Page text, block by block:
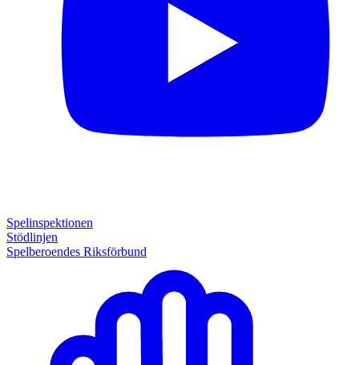
Spelinspektionen
Stödlinjen
Spelberoendes Riksförbund